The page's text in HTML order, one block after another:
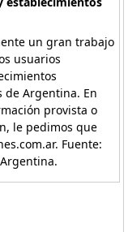
un gran trabajo
usuarios
de Argentina. En
provista o
le pedimos que
Fuente: